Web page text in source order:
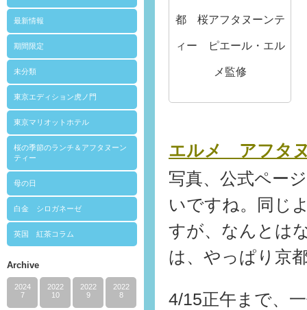
最新情報
期間限定
未分類
東京エディション虎ノ門
東京マリオットホテル
桜の季節のランチ＆アフタヌーン
ティー
母の日
白金 シロガネーゼ
英国 紅茶コラム
Archive
2024
7
2022
10
2022
9
2022
8
都 桜アフタヌーンテ
ィー ピエール・エル
メ監修
エルメ アフタ
写真、公式ペー
いですね。同じ
すが、なんとは
は、やっぱり京
4/15正午まで、